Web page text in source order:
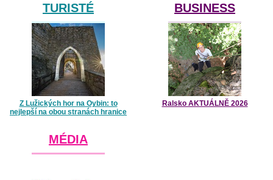
TURISTÉ
Z Lužických hor na Oybin: to
nejlepší na obou stranách hranice
BUSINESS
Ralsko AKTUÁLNĚ 2026
MÉDIA